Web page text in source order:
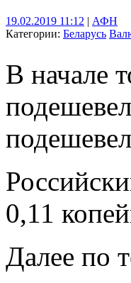
19.02.2019 11:12 | АФН
Категории: Беларусь
В начале
0,11
Далее по